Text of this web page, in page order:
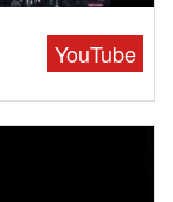
YouTube